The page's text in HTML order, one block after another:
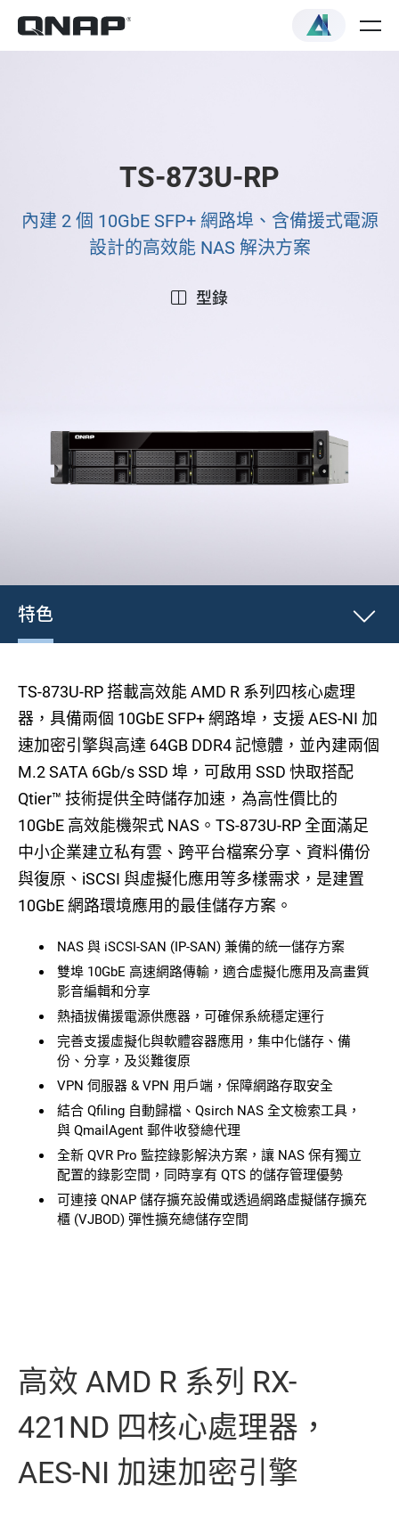
TS-873U-RP
內建 2 個 10GbE SFP+ 網路埠、含備援式電源
設計的高效能 NAS 解決方案
型錄
特色
TS-873U-RP 搭載高效能 AMD R 系列四核心處理
器，具備兩個 10GbE SFP+ 網路埠，支援 AES-NI 加
速加密引擎與高達 64GB DDR4 記憶體，並內建兩個
M.2 SATA 6Gb/s SSD 埠，可啟用 SSD 快取搭配
Qtier™ 技術提供全時儲存加速，為高性價比的
10GbE 高效能機架式 NAS。TS-873U-RP 全面滿足
中小企業建立私有雲、跨平台檔案分享、資料備份
與復原、iSCSI 與虛擬化應用等多樣需求，是建置
10GbE 網路環境應用的最佳儲存方案。
NAS 與 iSCSI-SAN (IP-SAN) 兼備的統一儲存方案
雙埠 10GbE 高速網路傳輸，適合虛擬化應用及高畫質
影音編輯和分享
熱插拔備援電源供應器，可確保系統穩定運行
完善支援虛擬化與軟體容器應用，集中化儲存、備
份、分享，及災難復原
VPN 伺服器 & VPN 用戶端，保障網路存取安全
結合 Qfiling 自動歸檔、Qsirch NAS 全文檢索工具，
與 QmailAgent 郵件收發總代理
全新 QVR Pro 監控錄影解決方案，讓 NAS 保有獨立
配置的錄影空間，同時享有 QTS 的儲存管理優勢
可連接 QNAP 儲存擴充設備或透過網路虛擬儲存擴充
櫃 (VJBOD) 彈性擴充總儲存空間
高效 AMD R 系列 RX-
421ND 四核心處理器，
AES-NI 加速加密引擎